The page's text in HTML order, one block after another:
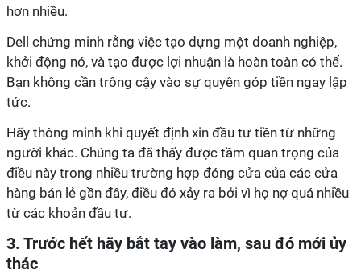
hơn nhiều.
Dell chứng minh rằng việc tạo dựng một doanh nghiệp,
khởi động nó, và tạo được lợi nhuận là hoàn toàn có thể.
Bạn không cần trông cậy vào sự quyên góp tiền ngay lập
tức.
Hãy thông minh khi quyết định xin đầu tư tiền từ những
người khác. Chúng ta đã thấy được tầm quan trọng của
điều này trong nhiều trường hợp đóng cửa của các cửa
hàng bán lẻ gần đây, điều đó xảy ra bởi vì họ nợ quá nhiều
từ các khoản đầu tư.
3. Trước hết hãy bắt tay vào làm, sau đó mới ủy
thác